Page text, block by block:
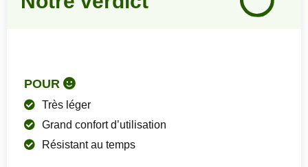
90%
POUR
Très léger
Grand confort d’utilisation
Résistant au temps